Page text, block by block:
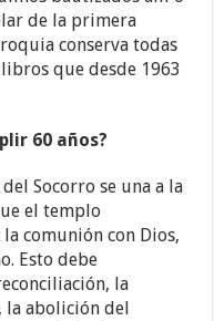
de la primera
conserva todas
que desde 1963
60 años?
Socorro se una a la
el templo
comunión con Dios,
Esto debe
la
abolición del